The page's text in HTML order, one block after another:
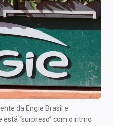
da Engie Brasil e
“surpreso” com o ritmo